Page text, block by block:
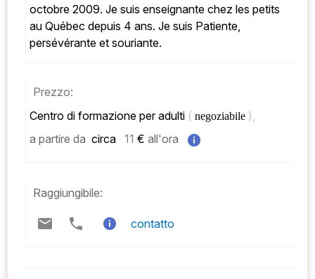
octobre 2009. Je suis enseignante chez les petits
au Québec depuis 4 ans. Je suis Patiente,
persévérante et souriante.
Prezzo:
Centro di formazione per adulti ( negoziabile ),
a partire da circa 11 € all'ora
Raggiungibile:
contatto